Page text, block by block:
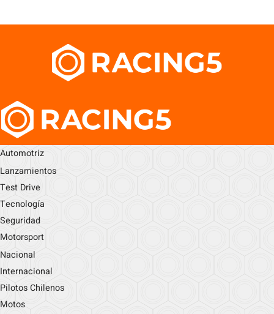
Automotriz
Lanzamientos
Test Drive
Tecnología
Seguridad
Motorsport
Nacional
Internacional
Pilotos Chilenos
Motos